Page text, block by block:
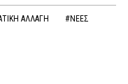
ΑΛΛΑΓΗ
#ΝΕΕΣ